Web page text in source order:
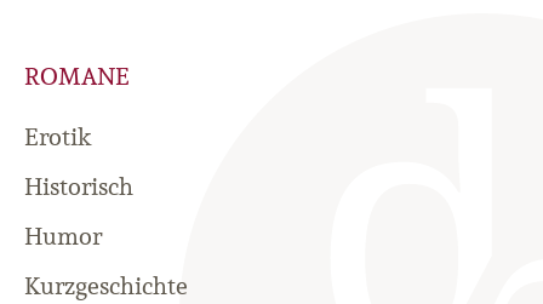
ROMANE
Erotik
Historisch
Humor
Kurzgeschichte